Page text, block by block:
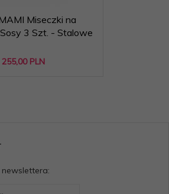
Miseczki na
3 Szt. - Stalowe
255,00 PLN